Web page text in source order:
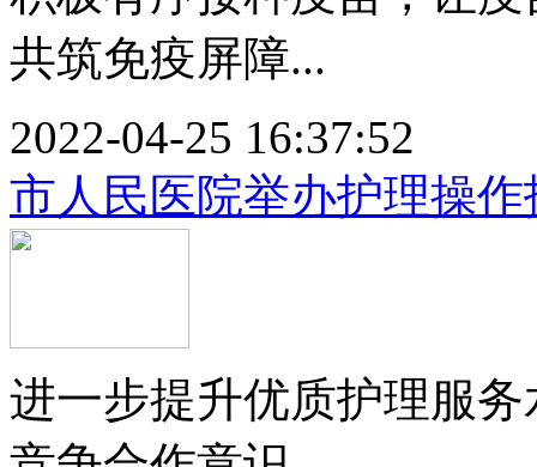
共筑免疫屏障...
2022-04-25 16:37:52
市人民医院举办护理操
进一步提升优质护理服